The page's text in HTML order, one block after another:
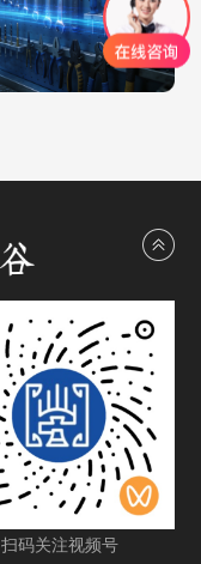
扫码关注视频号